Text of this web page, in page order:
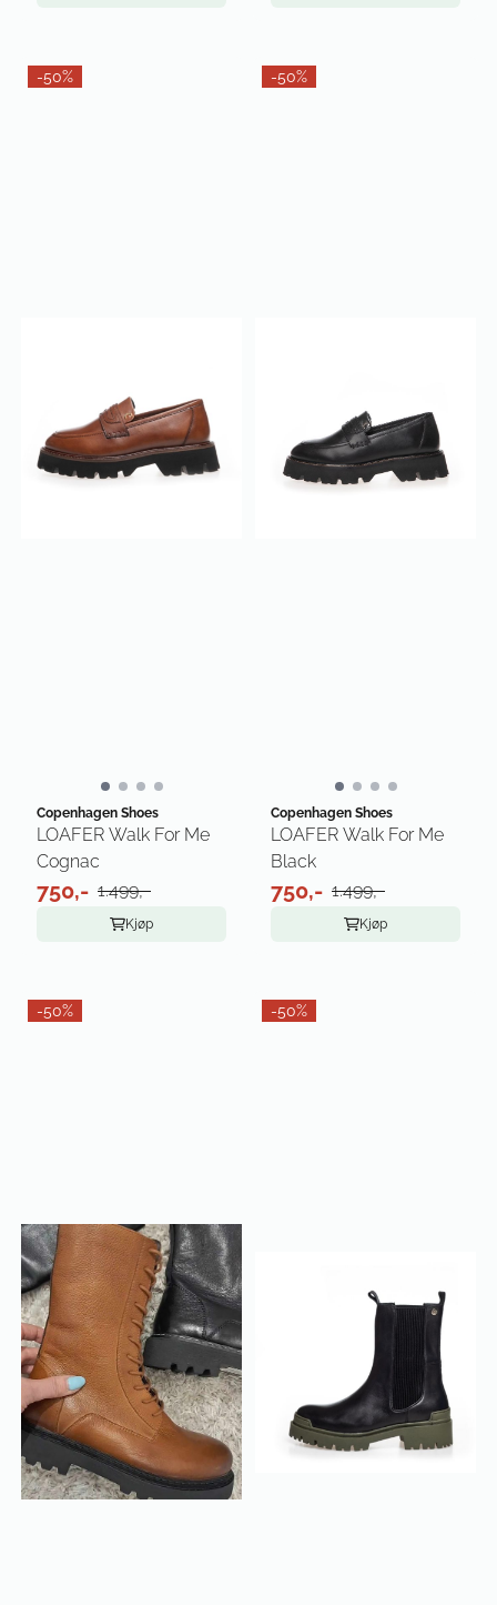
-50%
Copenhagen Shoes
LOAFER Walk For Me
Cognac
750,- 1.499,-
Kjøp
-50%
Copenhagen Shoes
LOAFER Walk For Me
Black
750,- 1.499,-
Kjøp
-50% -50%